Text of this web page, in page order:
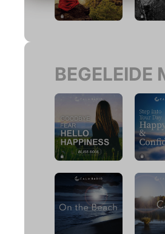
BEGELEIDE